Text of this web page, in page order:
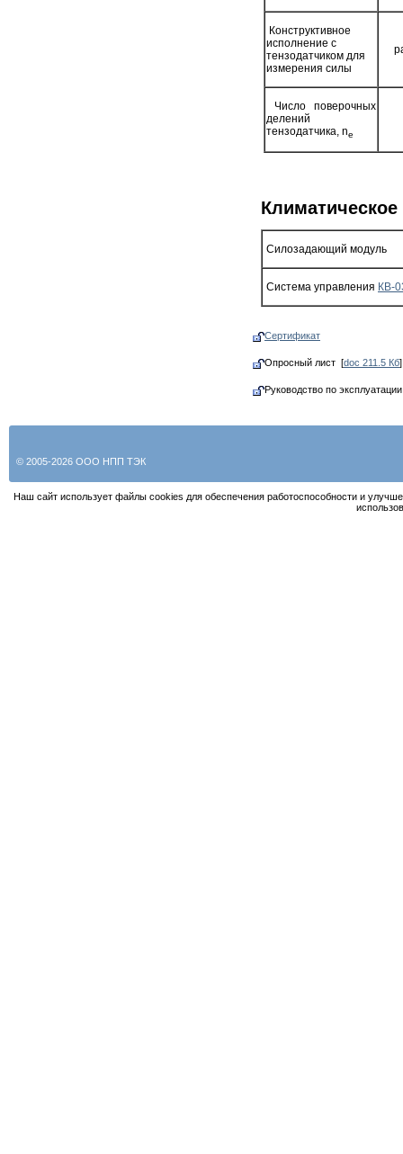
Конструктивное
исполнение с
тензодатчиком для
измерения силы
Число поверочных
делений
тензодатчика, ne
Силозадающий модуль
Система управления КВ-
Сертификат
Опросный лист [doc 211.5 Кб]
Руководство по
© 2005-2026 ООО НПП ТЭК
Наш сайт использует файлы cookies для обеспечения работоспособности и